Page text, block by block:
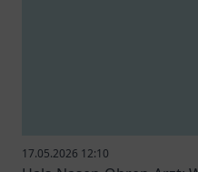
17.05.2026 12:10